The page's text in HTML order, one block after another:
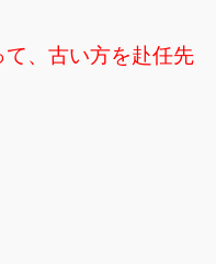
、古い方を赴任先